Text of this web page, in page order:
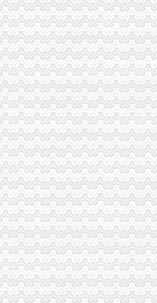
用-多有米
容-信息服务
司财税代理,重庆代账
-巴南鱼洞易登网
市重庆会计审计信息
-信息服务
重庆专利服务信息
般纳税人.-重庆58同城
问题_soulseo_新浪博客
到-爱喇叭网
账报税注销公司】重
重庆聚宝财务-重庆爱问
-江北五里店易登网
税务_天天新闻网-每天为
工商年报等）-重庆爱问